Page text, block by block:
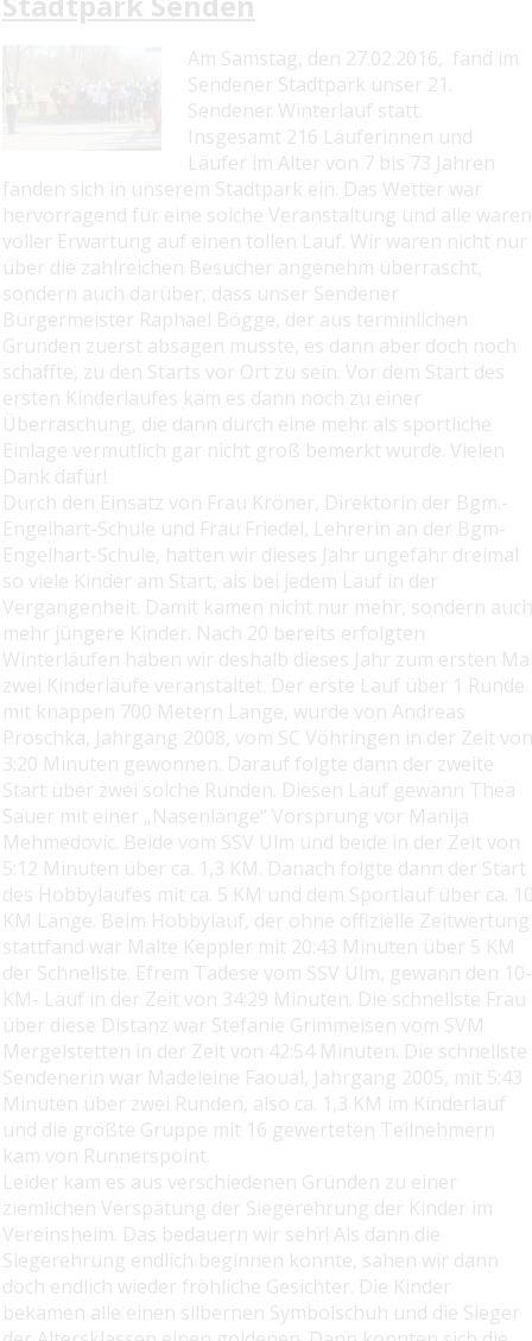
Am Samstag, den 27.02.2016, fand im
Sendener Stadtpark unser 21.
Sendener Winterlauf statt.
Insgesamt 216 Läuferinnen und
Läufer im Alter von 7 bis 73 Jahren
fanden sich in unserem Stadtpark ein. Das Wetter war
hervorragend für eine solche Veranstaltung und alle waren
voller Erwartung auf einen tollen Lauf. Wir waren nicht nur
über die zahlreichen Besucher angenehm überrascht,
sondern auch darüber, dass unser Sendener
Bürgermeister Raphael Bögge, der aus terminlichen
Gründen zuerst absagen musste, es dann aber doch noch
schaffte, zu den Starts vor Ort zu sein. Vor dem Start des
ersten Kinderlaufes kam es dann noch zu einer
Überraschung, die dann durch eine mehr als sportliche
Einlage vermutlich gar nicht groß bemerkt wurde. Vielen
Dank dafür!
Durch den Einsatz von Frau Kröner, Direktorin der Bgm.-
Engelhart-Schule und Frau Friedel, Lehrerin an der Bgm-
Engelhart-Schule, hatten wir dieses Jahr ungefähr dreimal
so viele Kinder am Start, als bei jedem Lauf in der
Vergangenheit. Damit kamen nicht nur mehr, sondern auch
mehr jüngere Kinder. Nach 20 bereits erfolgten
Winterläufen haben wir deshalb dieses Jahr zum ersten
zwei Kinderläufe veranstaltet. Der erste Lauf über 1 Runde
mit knappen 700 Metern Länge, wurde von Andreas
Proschka, Jahrgang 2008, vom SC Vöhringen in der Zeit von
3:20 Minuten gewonnen. Darauf folgte dann der zweite
Start über zwei solche Runden. Diesen Lauf gewann Thea
Sauer mit einer „Nasenlänge“ Vorsprung vor Manija
Mehmedovic. Beide vom SSV Ulm und beide in der Zeit von
5:12 Minuten über ca. 1,3 KM. Danach folgte dann der Start
des Hobbylaufes mit ca. 5 KM und dem Sportlauf über ca.
KM Länge. Beim Hobbylauf, der ohne offizielle Zeitwertung
stattfand war Malte Keppler mit 20:43 Minuten über 5 KM
der Schnellste. Efrem Tadese vom SSV Ulm, gewann den 10-
KM- Lauf in der Zeit von 34:29 Minuten. Die schnellste Frau
über diese Distanz war Stefanie Grimmeisen vom SVM
Mergelstetten in der Zeit von 42:54 Minuten. Die schnellste
Sendenerin war Madeleine Faoual, Jahrgang 2005, mit 5:43
Minuten über zwei Runden, also ca. 1,3 KM im Kinderlauf
und die größte Gruppe mit 16 gewerteten Teilnehmern
kam von Runnerspoint.
Leider kam es aus verschiedenen Gründen zu einer
ziemlichen Verspätung der Siegerehrung der Kinder im
Vereinsheim. Das bedauern wir sehr! Als dann die
Siegerehrung endlich beginnen konnte, sahen wir dann
doch endlich wieder fröhliche Gesichter. Die Kinder
bekamen alle einen silbernen Symbolschuh und die Sieger